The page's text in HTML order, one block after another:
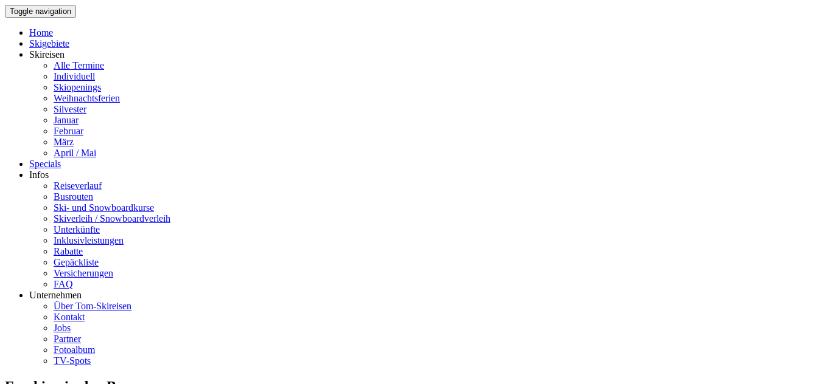
Toggle navigation
Home
Skigebiete
Skireisen
Alle Termine
Individuell
Skiopenings
Weihnachtsferien
Silvester
Januar
Februar
März
April / Mai
Specials
Infos
Reiseverlauf
Busrouten
Ski- und Snowboardkurse
Skiverleih / Snowboardverleih
Unterkünfte
Inklusivleistungen
Rabatte
Gepäckliste
Versicherungen
FAQ
Unternehmen
Über Tom-Skireisen
Kontakt
Jobs
Partner
Fotoalbum
TV-Spots